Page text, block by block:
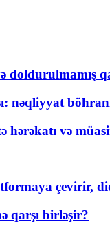
doldurulmamış
nəqliyyat
hərəkatı və
çevirir,
qarşı birləşir?